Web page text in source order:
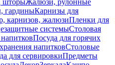
шторыЖалюзи, рулонные
гардиныКарнизы для
карнизов, жалюзиПленки для
системыСтоловая
Посуда для горячих
напитковСтоловые
для сервировкиПредметы